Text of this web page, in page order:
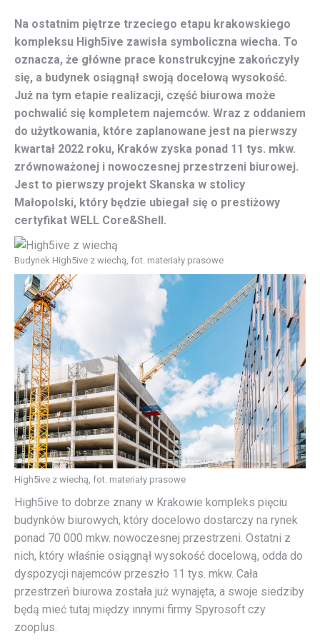
Na ostatnim piętrze trzeciego etapu krakowskiego
kompleksu High5ive zawisła symboliczna wiecha. To
oznacza, że główne prace konstrukcyjne zakończyły
się, a budynek osiągnął swoją docelową wysokość.
Już na tym etapie realizacji, część biurowa może
pochwalić się kompletem najemców. Wraz z oddaniem
do użytkowania, które zaplanowane jest na pierwszy
kwartał 2022 roku, Kraków zyska ponad 11 tys. mkw.
zrównoważonej i nowoczesnej przestrzeni biurowej.
Jest to pierwszy projekt Skanska w stolicy
Małopolski, który będzie ubiegał się o prestiżowy
certyfikat WELL Core&Shell.
Budynek High5ive z wiechą, fot. materiały prasowe
High5ive z wiechą, fot. materiały prasowe
High5ive to dobrze znany w Krakowie kompleks pięciu
budynków biurowych, który docelowo dostarczy na rynek
ponad 70 000 mkw. nowoczesnej przestrzeni. Ostatni z
nich, który właśnie osiągnął wysokość docelową, odda do
dyspozycji najemców przeszło 11 tys. mkw. Cała
przestrzeń biurowa została już wynajęta, a swoje siedziby
będą mieć tutaj między innymi firmy Spyrosoft czy
zooplus.